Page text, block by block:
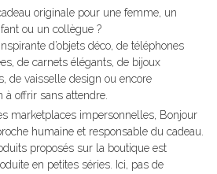
originale pour une femme, un
ou un collègue ?
d’objets déco, de téléphones
de carnets élégants, de bijoux
de vaisselle design ou encore
à offrir sans attendre.
marketplaces impersonnelles, Bonjour
humaine et responsable du cadeau.
proposés sur la boutique est
en petites séries. Ici, pas de